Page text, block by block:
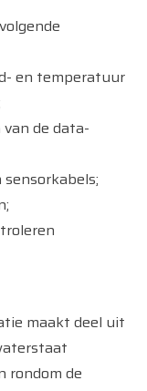
en temperatuur
de data-
maakt deel uit
rondom de